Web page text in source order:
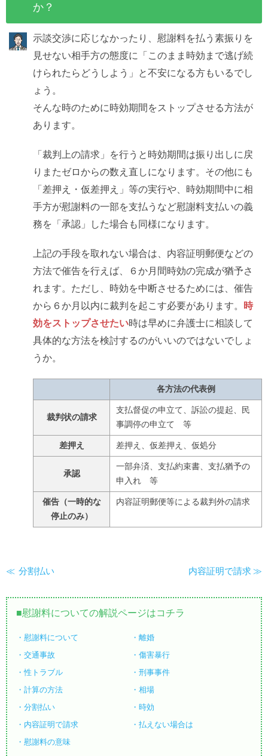
か？
示談交渉に応じなかったり、慰謝料を払う素振りを
見せない相手方の態度に「このまま時効まで逃げ続
けられたらどうしよう」と不安になる方もいるでし
ょう。
そんな時のために時効期間をストップさせる方法が
あります。
「裁判上の請求」を行うと時効期間は振り出しに戻
りまたゼロからの数え直しになります。その他にも
「差押え・仮差押え」等の実行や、時効期間中に相
手方が慰謝料の一部を支払うなど慰謝料支払いの義
務を「承認」した場合も同様になります。
上記の手段を取れない場合は、内容証明郵便などの
方法で催告を行えば、６か月間時効の完成が猶予さ
れます。ただし、時効を中断させるためには、催告
から６か月以内に裁判を起こす必要があります。 時
効をストップさせたい時は早めに弁護士に相談して
具体的な方法を検討するのがいいのではないでしょ
うか。
各方法の代表例
裁判状の請求
支払督促の申立て、訴訟の提起、民
事調停の申立て 等
差押え 差押え、仮差押え、仮処分
承認
一部弁済、支払約束書、支払猶予の
申入れ 等
催告（一時的な
停止のみ）
内容証明郵便等による裁判外の請求
分割払い 内容証明で請求
慰謝料についての解説ページはコチラ
慰謝料について
離婚
交通事故
傷害暴行
性トラブル
刑事事件
計算の方法
相場
分割払い
時効
内容証明で請求
払えない場合は
慰謝料の意味